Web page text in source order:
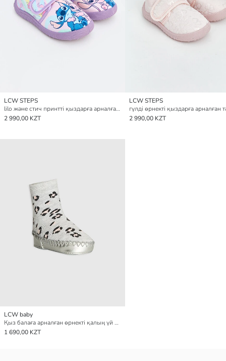
LCW STEPS
lilo және стич принтті қыздарға арналған тәпішке етікшелер
2 990,00 KZT
LCW STEPS
2 990,00 KZT
LCW baby
Қыз балаға арналған өрнекті қалың үй киіміне арналған шұлықтар
1 690,00 KZT